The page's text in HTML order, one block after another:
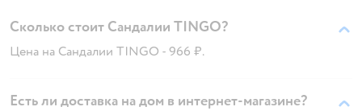
Сколько стоит Сандалии TINGO?
Цена на Сандалии TINGO - 966 ₽.
Есть ли доставка на дом в интернет-магазине?